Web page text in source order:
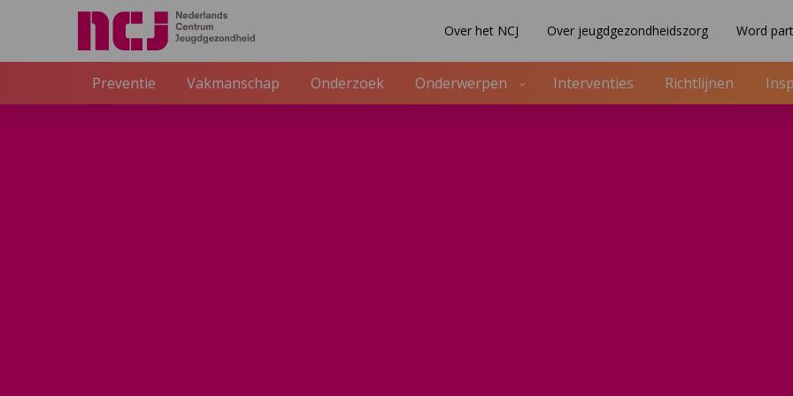
Over het NCJ Over jeugdgezondheidszorg Word
Preventie Vakmanschap Onderzoek Onderwerpen Interventies Richtlijnen